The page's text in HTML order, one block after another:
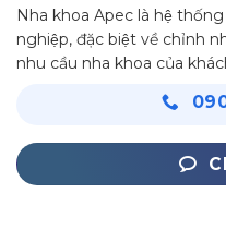
Nha khoa Apec là hệ
nghiệp, đặc biệt về chỉnh
nhu cầu nha khoa của